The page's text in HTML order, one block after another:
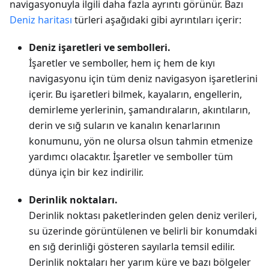
navigasyonuyla ilgili daha fazla ayrıntı görünür. Bazı
Deniz haritası türleri aşağıdaki gibi ayrıntıları içerir:
Deniz işaretleri ve sembolleri.
İşaretler ve semboller, hem iç hem de kıyı
navigasyonu için tüm deniz navigasyon işaretlerini
içerir. Bu işaretleri bilmek, kayaların, engellerin,
demirleme yerlerinin, şamandıraların, akıntıların,
derin ve sığ suların ve kanalın kenarlarının
konumunu, yön ne olursa olsun tahmin etmenize
yardımcı olacaktır. İşaretler ve semboller tüm
dünya için bir kez indirilir.
Derinlik noktaları.
Derinlik noktası paketlerinden gelen deniz verileri,
su üzerinde görüntülenen ve belirli bir konumdaki
en sığ derinliği gösteren sayılarla temsil edilir.
Derinlik noktaları her yarım küre ve bazı bölgeler